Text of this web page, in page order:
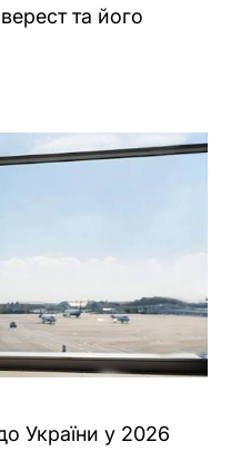
та його
України у 2026